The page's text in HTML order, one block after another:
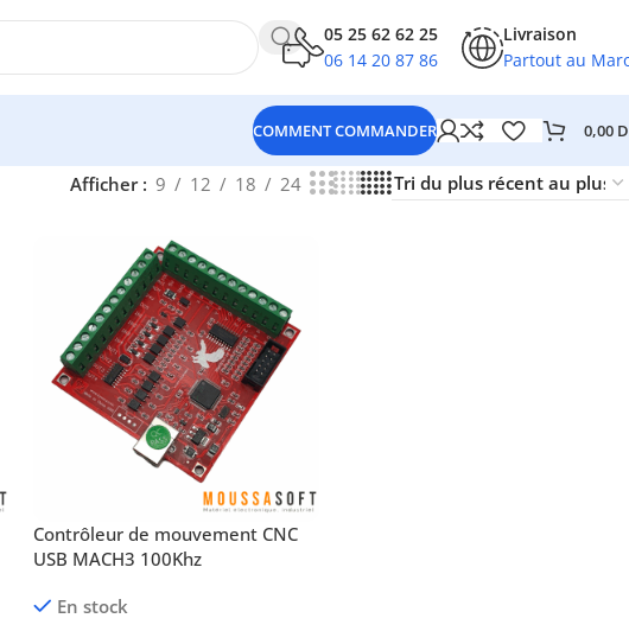
05 25 62 62 25
06 14 20 87 86
Livraison
Partout au
COMMENT COMMANDER 0,00
Afficher 9 12 18 24
Contrôleur de mouvement CNC
USB MACH3 100Khz
En stock